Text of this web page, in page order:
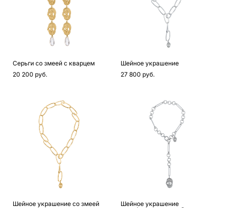
Серьги со змеей с кварцем
20 200 pуб.
Шейное украшение
27 800 pуб.
Шейное украшение со змеей
Шейное украшение